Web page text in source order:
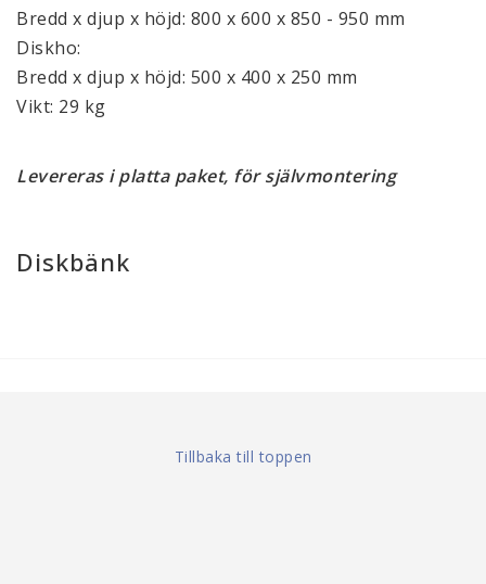
Bredd x djup x höjd: 800 x 600 x 850 - 950 mm
Diskho:
Bredd x djup x höjd: 500 x 400 x 250 mm
Vikt: 29 kg
Levereras i platta paket, för självmontering
Diskbänk
Tillbaka till toppen